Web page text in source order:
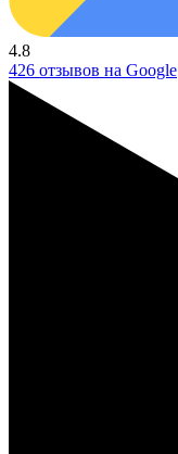
4.8
426 отзывов на Google